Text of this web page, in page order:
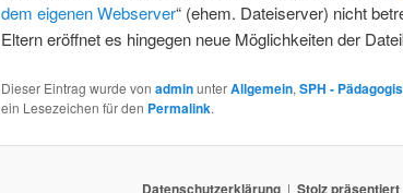
dem eigenen Webserver“ (ehem. Dateiserver) nicht
Eltern eröffnet es hingegen neue Möglichkeiten der
Dieser Eintrag wurde von adminunterAllgemein, SPH -
ein Lesezeichen für den Permalink.
Datenschutzerklärung Stolz